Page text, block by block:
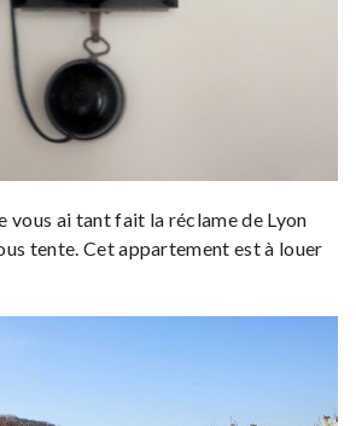
vous ai tant fait la réclame de Lyon
tente. Cet appartement est à louer